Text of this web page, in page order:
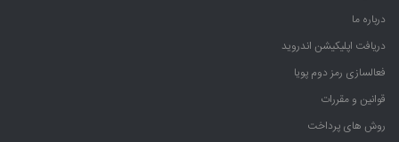
درباره ما
دریافت اپلیکیشن اندروید
فعالسازی رمز دوم پویا
قوانین و مقررات
روش های پرداخت